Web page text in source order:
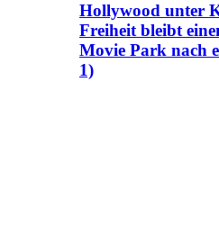
Hollywood unter
Freiheit bleibt
Movie Park nach
1)